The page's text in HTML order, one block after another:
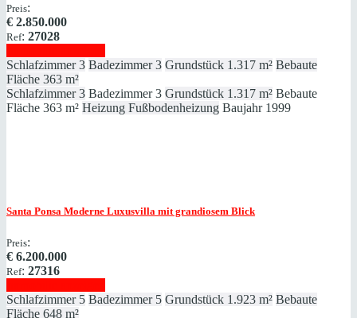
Preis:
€ 2.850.000
Ref: 27028
Schlafzimmer 3 Badezimmer 3 Grundstück 1.317 m² Bebaute
Fläche 363 m²
Schlafzimmer 3 Badezimmer 3 Grundstück 1.317 m² Bebaute
Fläche 363 m² Heizung Fußbodenheizung Baujahr 1999
Santa Ponsa Moderne Luxusvilla mit grandiosem Blick
Preis:
€ 6.200.000
Ref: 27316
Schlafzimmer 5 Badezimmer 5 Grundstück 1.923 m² Bebaute
Fläche 648 m²